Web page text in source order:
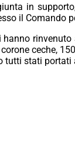
in
il Comando
ceche,
tutti stati portati